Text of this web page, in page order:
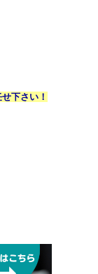
下さい！